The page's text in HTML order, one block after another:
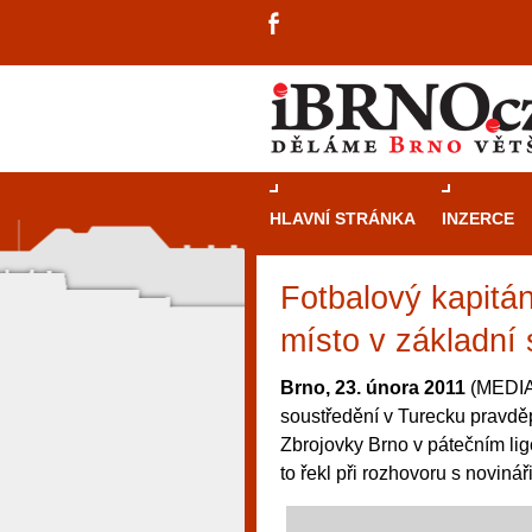
HLAVNÍ STRÁNKA INZERCE
Fotbalový
místo v základní
Brno, 23. února 2011
soustředění v Turecku
Zbrojovky Brno v pátečním
to řekl při rozhovoru s